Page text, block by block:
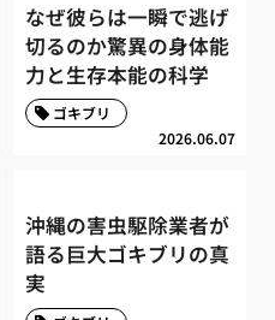
なぜ彼らは一瞬で逃げ
切るのか驚異の身体能
力と生存本能の科学
2026.06.07
ゴキブリ
沖縄の害虫駆除業者が
語る巨大ゴキブリの真
実